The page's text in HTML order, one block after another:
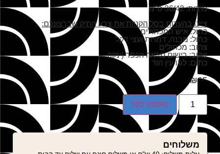
מידות: 36/42 ס"מ
ציינו בהערות בסל הקניות את צבע התיק שברצונכם:
כחול: איש המכחולים
כחול: מבנה, דמויות ועצי דקל
צהוב: מכחולים
צהוב: רישום מראה הכפר (ינקו)
כתום: לוגו עין הוד
₪65
₪
הוספה לסל
משלוחים